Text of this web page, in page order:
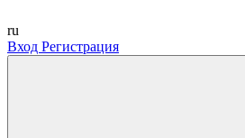
ru
Вход Регистрация